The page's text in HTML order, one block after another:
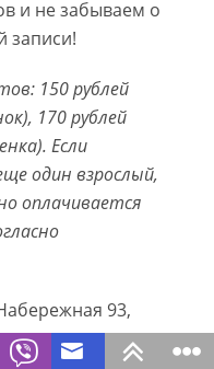
и не забываем о
записи!
150 рублей
170 рублей
Если
один взрослый,
оплачивается
93,